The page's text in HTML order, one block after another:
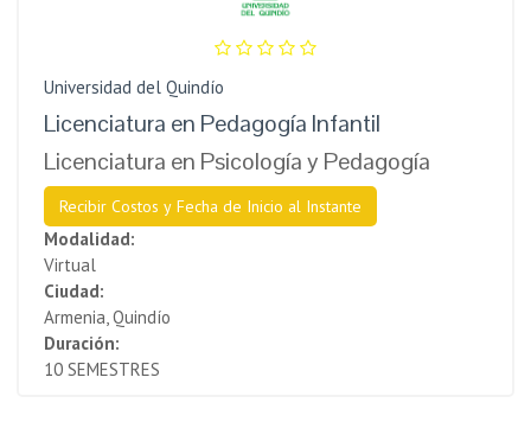
Universidad del Quindío
Licenciatura en Pedagogía Infantil
Licenciatura en Psicología y Pedagogía
Recibir Costos y Fecha de Inicio al Instante
Modalidad:
Virtual
Ciudad:
Armenia, Quindío
Duración:
10 SEMESTRES